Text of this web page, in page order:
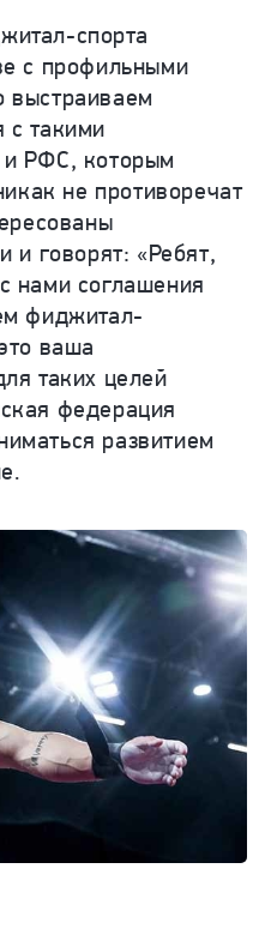
спорта
с профильными
выстраиваем
с такими
РФС, которым
не противоречат
и говорят: «Ребят,
нами соглашения
фиджитал-
ваша
таких целей
федерация
развитием